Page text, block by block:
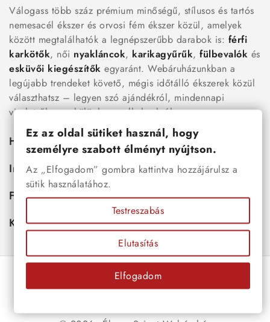
Válogass több száz prémium minőségű, stílusos és tartós
nemesacél ékszer és orvosi fém ékszer közül, amelyek
között megtalálhatók a legnépszerűbb darabok is: férfi
karkötők, női nyakláncok, karikagyűrűk, fülbevalók és
esküvői kiegészítők egyaránt. Webáruházunkban a
legújabb trendeket követő, mégis időtálló ékszerek közül
választhatsz – legyen szó ajándékról, mindennapi
viseletről vagy különleges alkalmakról.
Hasznos
Információk
Fiókod
Kapcsolat
Ez az oldal sütiket használ, hogy
személyre szabott élményt nyújtson.
Az „Elfogadom” gombra kattintva hozzájárulsz a
sütik használatához.
Testreszabás
Elutasítás
Elfogadom